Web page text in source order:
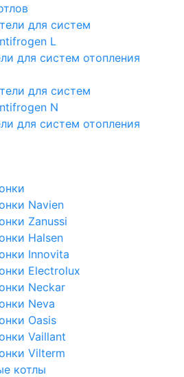
для систем отопления
для систем отопления
Navien
Zanussi
Halsen
Innovita
Electrolux
Neckar
Neva
Oasis
Vaillant
Vilterm
котлы